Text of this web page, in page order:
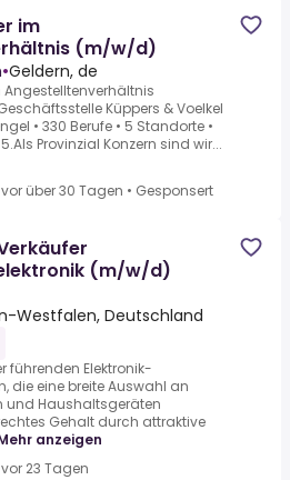
im
(m/w/d)
•Geldern, de
Angestelltenverhältnis
Küppers & Voelkel
• 330 Berufe • 5 Standorte •
Provinzial Konzern sind wir...
über 30 Tagen • Gesponsert
(m/w/d)
Westfalen, Deutschland
führenden Elektronik-
die eine breite Auswahl an
und Haushaltsgeräten
Gehalt durch attraktive
anzeigen
23 Tagen